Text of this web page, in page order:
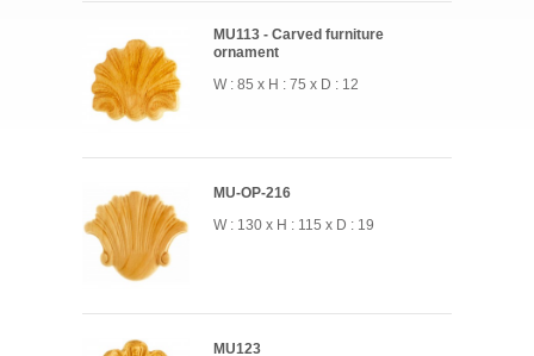
MU113 - Carved furniture
ornament
W : 85 x H : 75 x D : 12
MU-OP-216
W : 130 x H : 115 x D : 19
MU123